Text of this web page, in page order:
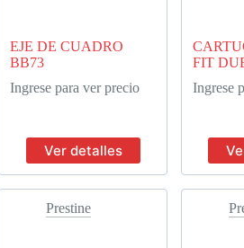
EJE DE CUADRO
BB73
Ingrese para ver precio
Ver detalles
FIT
Ingrese
Prestine